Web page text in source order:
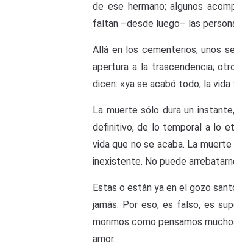
de ese hermano; algunos
faltan –desde luego– las
Allá en los cementerios, unos
apertura a la trascendencia;
dicen: «ya se acabó todo, la vida
La muerte sólo dura un
definitivo, de lo temporal a lo
vida que no se acaba. La
inexistente. No puede
Estas o están ya en el gozo
jamás. Por eso, es falso, es
morimos como pensamos
amor.